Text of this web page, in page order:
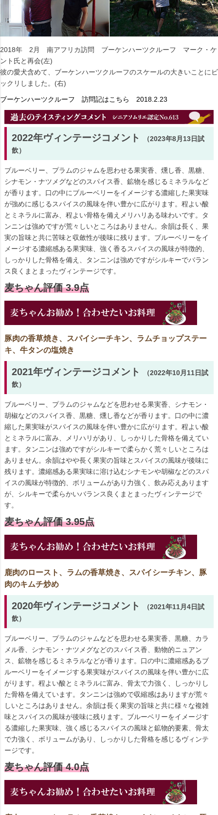
2018年 2月 南アフリカ訪問 ブーケンハーツクルーフ マーク・ケ
ント氏と再会(左)
彼の愛犬含めて、ブーケンハーツクルーフのスケールの大きいことにビ
ックリしました。(右)
ブーケンハーツクルーフ 訪問記はこちら 2018.2.23
2022年ヴィンテージコメント
（2023年8月13日試
飲）
ブルーベリー、プラムのジャムを思わせる果実香、燻し香、黒糖、
シナモン・ナツメグなどのスパイス香、鉱物を感じるミネラルなど
が香ります。口の中にブルーベリーをイメージする濃縮した果実味
が強めに感じるスパイスの風味を伴い豊かに広がります。程よい酸
とミネラルに富み、程よい骨格を備えメリハリある味わいです。タ
ンニンは強めですが荒々しいところはありません。余韻は長く、果
実の旨味と共に苦味と収斂性が後味に残ります。ブルーベリーをイ
メージする濃縮感ある果実味、強く香るスパイスの風味が特徴的、
しっかりした骨格を備え、タンニンは強めですがシルキーでバラン
ス良くまとまったヴィンテージです。
麦ちゃん評価 3.9点
豚肉の香草焼き、スパイシーチキン、ラムチョップステー
キ、牛タンの塩焼き
2021年ヴィンテージコメント
（2022年10月11日試
飲）
ブルーベリー、プラムのジャムなどを思わせる果実香、シナモン・
胡椒などのスパイス香、黒糖、燻し香などが香ります。口の中に濃
縮した果実味がスパイスの風味を伴い豊かに広がります。程よい酸
とミネラルに富み、メリハリがあり、しっかりした骨格を備えてい
ます。タンニンは強めですがシルキーで柔らかく荒々しいところは
ありません。余韻はやや長く果実の旨味とスパイスの風味が後味に
残ります。濃縮感ある果実味に溶け込むシナモンや胡椒などのスパ
イスの風味が特徴的、ボリュームがあり力強く、飲み応えあります
が、シルキーで柔らかいバランス良くまとまったヴィンテージで
す。
麦ちゃん評価 3.95点
鹿肉のロースト、ラムの香草焼き、スパイシーチキン、豚
肉のキムチ炒め
2020年ヴィンテージコメント
（2021年11月4日試
飲）
ブルーベリー、プラムのジャムなどを思わせる果実香、黒糖、カラ
メル香、シナモン・ナツメグなどのスパイス香、動物的ニュアン
ス、鉱物を感じるミネラルなどが香ります。口の中に濃縮感あるブ
ルーベリーをイメージする果実味がスパイスの風味を伴い豊かに広
がります。程よい酸とミネラルに富み、骨太で力強く、しっかりし
た骨格を備えています。タンニンは強めで収縮感はありますが荒々
しいところはありません。余韻は長く果実の旨味と共に様々な複雑
味とスパイスの風味が後味に残ります。ブルーベリーをイメージす
る濃縮した果実味、強く感じるスパイスの風味と鉱物的要素、骨太
で力強く、ボリュームがあり、しっかりした骨格を感じるヴィンテ
ージです。
麦ちゃん評価 4.0点